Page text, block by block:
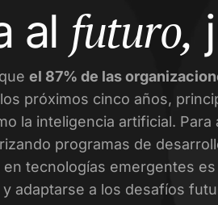
al futuro,
el 87% de las
próximos cinco años,
la inteligencia artificial. Para
programas de
tecnologías emergentes
adaptarse a los desafíos